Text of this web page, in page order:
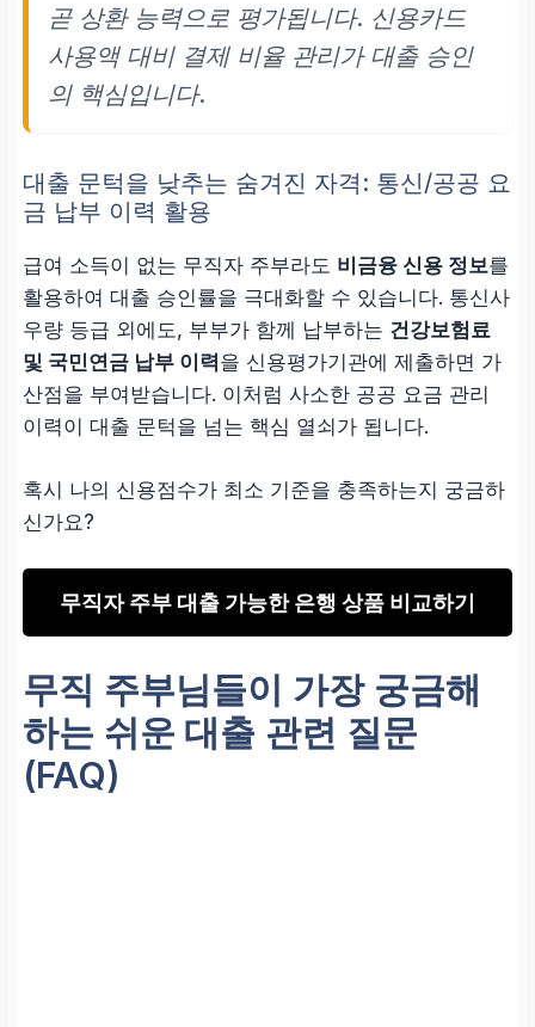
곧 상환 능력으로 평가됩니다. 신용카드
사용액 대비 결제 비율 관리가 대출 승인
의 핵심입니다.
대출 문턱을 낮추는 숨겨진 자격: 통신/공공 요
금 납부 이력 활용
급여 소득이 없는 무직자 주부라도 비금융 신용 정보를
활용하여 대출 승인률을 극대화할 수 있습니다. 통신사
우량 등급 외에도, 부부가 함께 납부하는 건강보험료
및 국민연금 납부 이력을 신용평가기관에 제출하면 가
산점을 부여받습니다. 이처럼 사소한 공공 요금 관리
이력이 대출 문턱을 넘는 핵심 열쇠가 됩니다.
혹시 나의 신용점수가 최소 기준을 충족하는지 궁금하
신가요?
무직자 주부 대출 가능한 은행 상품 비교하기
무직 주부님들이 가장 궁금해
하는 쉬운 대출 관련 질문
(FAQ)